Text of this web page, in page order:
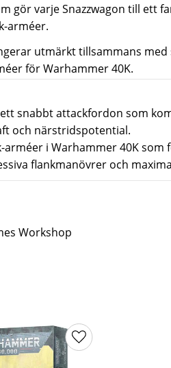
gör varje Snazzwagon till ett
arméer.
utmärkt tillsammans med
för Warhammer 40K.
ett snabbt attackfordon som
och närstridspotential.
i Warhammer 40K som
flankmanövrer och
Workshop
Lägg till i favoriter